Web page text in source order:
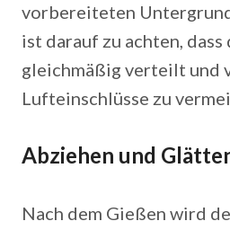
vorbereiteten
ist darauf zu achten, dass
gleichmäßig verteilt und
Lufteinschlüsse zu
Abziehen und
Nach dem Gießen wird